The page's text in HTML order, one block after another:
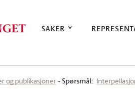
SAKER
og publikasjoner Spørsmål: